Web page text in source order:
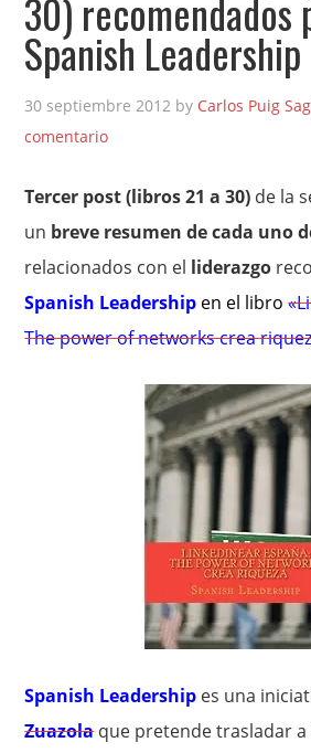
30) recomendados
Spanish Leadership
30 septiembre 2012 by Carlos Puig
comentario
Tercer post (libros 21 a 30) de la
un breve resumen de cada uno
relacionados con el liderazgo
Spanish Leadership en el libro
The power of networks crea
Spanish Leadership es una
Zuazolaque pretende trasladar a